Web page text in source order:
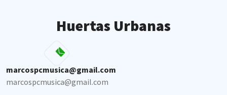
Huertas Urbanas
marcospcmusica@gmail.com
marcospcmusica@gmail.com